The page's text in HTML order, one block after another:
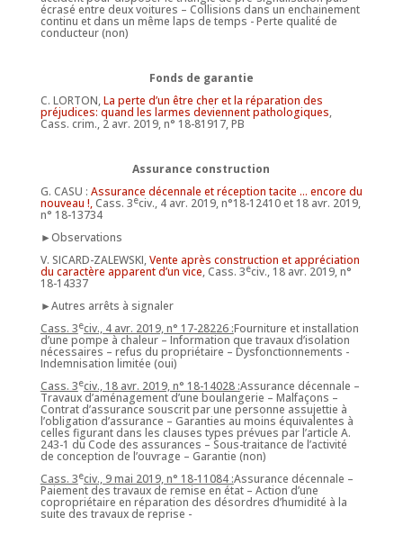
écrasé entre deux voitures – Collisions dans un enchainement
continu et dans un même laps de temps - Perte qualité de
conducteur (non)
Fonds de garantie
C. LORTON,La perte d’un être cher et la réparation des
préjudices: quand les larmes deviennent pathologiques,
Cass. crim., 2 avr. 2019, n° 18-81917, PB
Assurance construction
G. CASU : Assurance décennale et réception tacite … encore du
nouveau !,Cass. 3eciv., 4 avr. 2019, n°18-12410 et 18 avr. 2019,
n° 18-13734
►Observations
V. SICARD-ZALEWSKI,Vente après construction et appréciation
du caractère apparent d’un vice, Cass. 3eciv., 18 avr. 2019, n°
18-14337
►Autres arrêts à signaler
Cass. 3eciv., 4 avr. 2019, n° 17-28226 :Fourniture et installation
d’une pompe à chaleur – Information que travaux d’isolation
nécessaires – refus du propriétaire – Dysfonctionnements -
Indemnisation limitée (oui)
Cass. 3eciv., 18 avr. 2019, n° 18-14028 :Assurance décennale –
Travaux d’aménagement d’une boulangerie – Malfaçons –
Contrat d’assurance souscrit par une personne assujettie à
l’obligation d’assurance – Garanties au moins équivalentes à
celles figurant dans les clauses types prévues par l’article A.
243-1 du Code des assurances – Sous-traitance de l’activité
de conception de l’ouvrage – Garantie (non)
Cass. 3eciv., 9 mai 2019, n° 18-11084 :Assurance décennale –
Paiement des travaux de remise en état – Action d’une
copropriétaire en réparation des désordres d’humidité à la
suite des travaux de reprise -